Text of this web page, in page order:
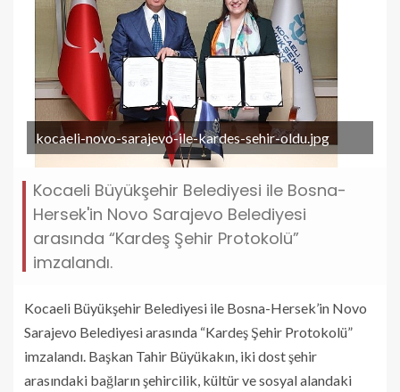
kocaeli-novo-sarajevo-ile-kardes-sehir-oldu.jpg
Kocaeli Büyükşehir Belediyesi ile Bosna-
Hersek'in Novo Sarajevo Belediyesi
arasında “Kardeş Şehir Protokolü”
imzalandı.
Kocaeli Büyükşehir Belediyesi ile Bosna-Hersek’in Novo
Sarajevo Belediyesi arasında “Kardeş Şehir Protokolü”
imzalandı. Başkan Tahir Büyükakın, iki dost şehir
arasındaki bağların şehircilik, kültür ve sosyal alandaki